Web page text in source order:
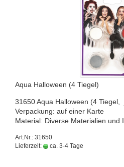
Aqua Hal­lo­ween (4 Tie­gel)
31650 Aqua Hal­lo­ween (4 Tie­gel,
Ver­pa­ckung: auf einer Karte
Ma­te­ri­al: Di­ver­se Ma­te­ria­li­en und
Art.Nr.: 31650
Lieferzeit:
ca. 3-4 Tage